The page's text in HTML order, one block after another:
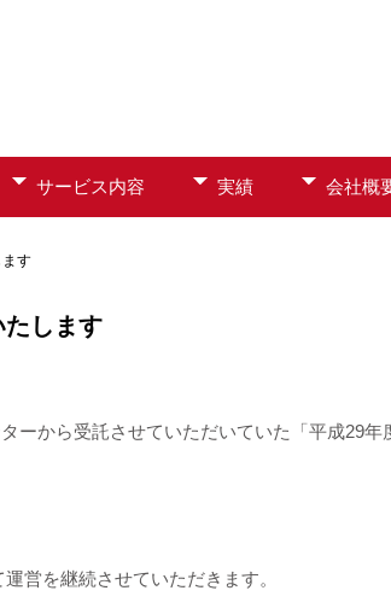
サービス内容 実績 会社概
す
たします
ーから受託させていただいていた「平成29
営を継続させていただきます。